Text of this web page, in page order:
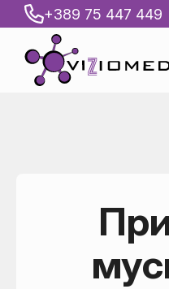
+389 75 447 449